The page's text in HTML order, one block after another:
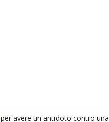
per avere un antidoto contro una